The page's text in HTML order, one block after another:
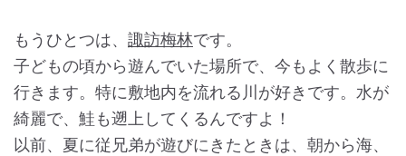
もうひとつは、 諏訪梅林です。
子どもの頃から遊んでいた場所で、今もよく散歩に
行きます。特に敷地内を流れる川が好きです。水が
綺麗で、鮭も遡上してくるんですよ！
以前、夏に従兄弟が遊びにきたときは、朝から海、